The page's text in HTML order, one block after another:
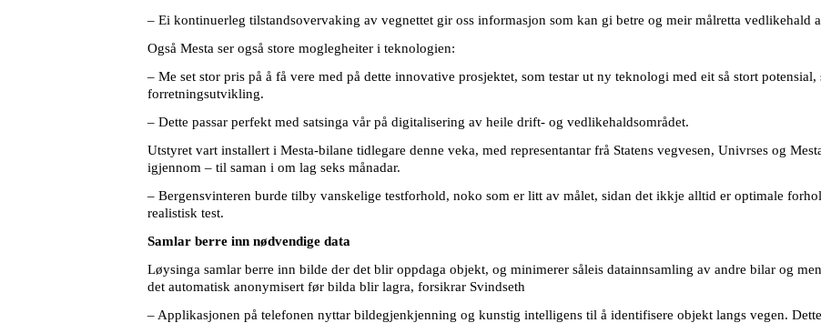
– Ei kontinuerleg tilstandsovervaking av vegnettet gir oss informasjon som kan gi betre og meir målretta vedlikehald
Også Mesta ser også store moglegheiter i teknologien:
– Me set stor pris på å få vere med på dette innovative prosjektet, som testar ut ny teknologi med eit så stort
forretningsutvikling.
– Dette passar perfekt med satsinga vår på digitalisering av heile drift- og vedlikehaldsområdet.
Utstyret vart installert i Mesta-bilane tidlegare denne veka, med representantar frå Statens vegvesen, Univrses og
igjennom – til saman i om lag seks månadar.
– Bergensvinteren burde tilby vanskelige testforhold, noko som er litt av målet, sidan det ikkje alltid er optimale
realistisk test.
Samlar berre inn nødvendige data
Løysinga samlar berre inn bilde der det blir oppdaga objekt, og minimerer såleis datainnsamling av andre bilar og
det automatisk anonymisert før bilda blir lagra, forsikrar Svindseth
– Applikasjonen på telefonen nyttar bildegjenkjenning og kunstig intelligens til å identifisere objekt langs vegen.